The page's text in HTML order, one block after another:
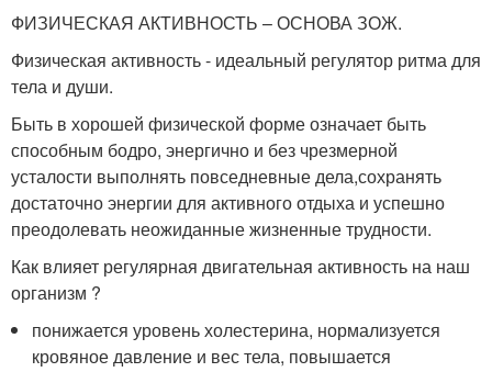
ФИЗИЧЕСКАЯ АКТИВНОСТЬ – ОСНОВА ЗОЖ.
Физическая активность - идеальный регулятор ритма для
тела и души.
Быть в хорошей физической форме означает быть
способным бодро, энергично и без чрезмерной
усталости выполнять повседневные дела,сохранять
достаточно энергии для активного отдыха и успешно
преодолевать неожиданные жизненные трудности.
Как влияет регулярная двигательная активность на наш
организм ?
понижается уровень холестерина, нормализуется
кровяное давление и вес тела, повышается